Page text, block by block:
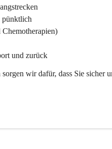
pünktlich
und zurück
wir dafür, dass Sie sicher